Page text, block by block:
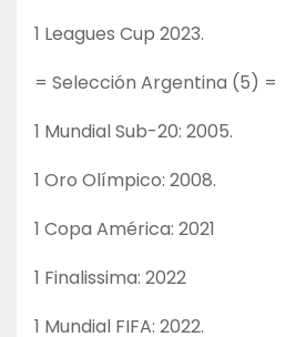
1 Leagues Cup 2023.
= Selección Argentina (5) =
1 Mundial Sub-20: 2005.
1 Oro Olímpico: 2008.
1 Copa América: 2021
1 Finalissima: 2022
1 Mundial FIFA: 2022.